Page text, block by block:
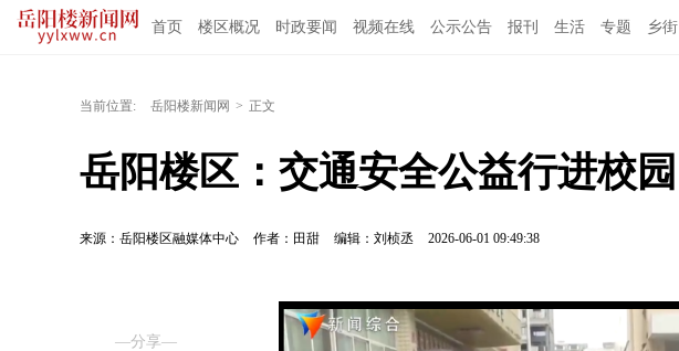
首页 楼区概况 时政要闻 视频在线 公示公告 报刊 生活 专题 乡街
当前位置: 岳阳楼新闻网 > 正文
岳阳楼区：交通安全公益行进校园
来源：岳阳楼区融媒体中心 作者：田甜 编辑：刘桢丞 2026-06-01 09:49:38
—分享—